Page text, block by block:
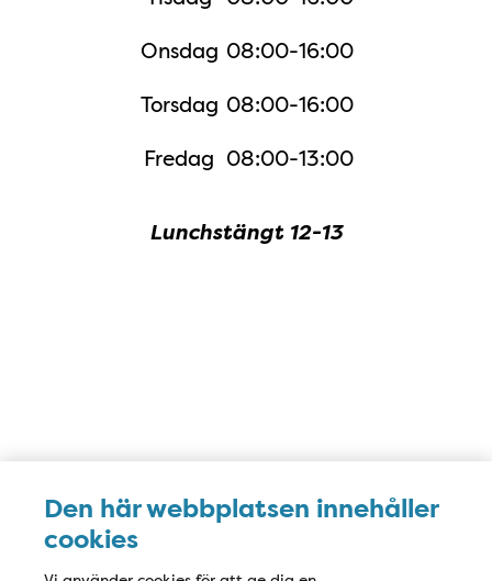
Den här webbplatsen innehåller
cookies
Onsdag 08:00-16:00
Torsdag 08:00-16:00
Fredag 08:00-13:00
Lunchstängt 12-13
Karta